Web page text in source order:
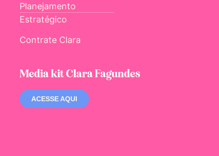
Planejamento
Estratégico
Contrate Clara
Media kit Clara Fagundes
ACESSE AQUI